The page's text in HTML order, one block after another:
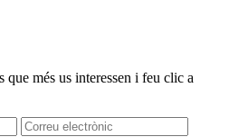
que més us interessen i feu clic a